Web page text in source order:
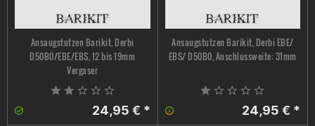
Ansaugstutzen Barikit, Derbi
D50B0/EBE/EBS, 12 bis 19mm
Vergaser
24,95 € *
Ansaugstutzen Barikit, Derbi EBE/
EBS/ D50B0, Anschlussweite: 31mm
24,95 € *